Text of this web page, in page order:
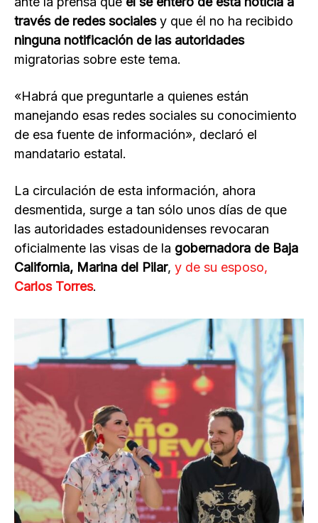
través de redes socialesy que él no ha recibido
ninguna notificación de las autoridades
migratorias sobre este tema.
«Habrá que preguntarle a quienes están
manejando esas redes sociales su conocimiento
de esa fuente de información», declaró el
mandatario estatal.
La circulación de esta información, ahora
desmentida, surge a tan sólo unos días de que
las autoridades estadounidenses revocaran
oficialmente las visas de la gobernadora de Baja
California, Marina del Pilar, y de su esposo,
Carlos Torres.